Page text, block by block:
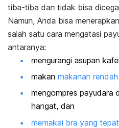
tiba-tiba dan tidak bisa
Namun, Anda bisa
salah satu cara mengatasi
antaranya:
mengurangi asupan
makan makanan
mengompres payudara
hangat, dan
memakai bra yang tepat